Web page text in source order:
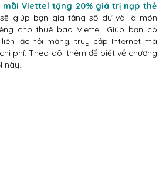
mãi Viettel tặng 20% giá trị nạp thẻ
giúp bạn gia tăng số dư và là món
cho thuê bao Viettel. Giúp bạn có
lạc nội mạng, truy cập Internet mà
phí. Theo dõi thêm để biết về chương
này.